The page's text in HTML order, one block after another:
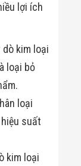
lợi ích
dò kim loại
loại bỏ
loại
suất
kim loại